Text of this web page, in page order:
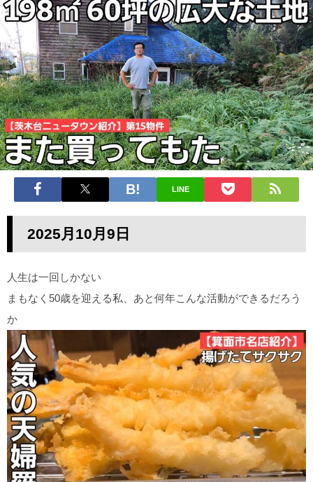
LINE
2025月10月9日
人生は一回しかない
まもなく50歳を迎える私、あと何年こんな活動ができるだろう
か